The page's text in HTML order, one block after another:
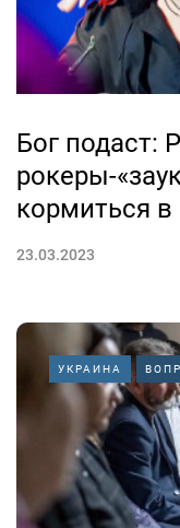
Бог подаст:
рокеры-
кормиться в
23.03.2023
УКРАИНА